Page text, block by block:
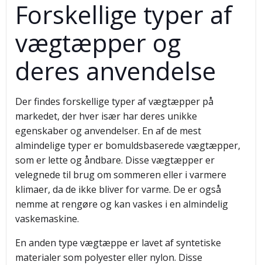
Forskellige typer af
vægtæpper og
deres anvendelse
Der findes forskellige typer af vægtæpper på
markedet, der hver især har deres unikke
egenskaber og anvendelser. En af de mest
almindelige typer er bomuldsbaserede vægtæpper,
som er lette og åndbare. Disse vægtæpper er
velegnede til brug om sommeren eller i varmere
klimaer, da de ikke bliver for varme. De er også
nemme at rengøre og kan vaskes i en almindelig
vaskemaskine.
En anden type vægtæppe er lavet af syntetiske
materialer som polyester eller nylon. Disse